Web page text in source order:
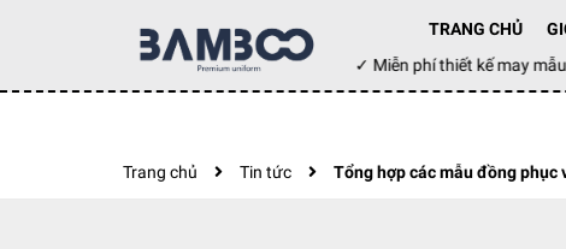
TRANG CHỦ
Đặt hàng hôm nay ✓ Miễn phí thiết kế may
Trang chủ Tin tức Tổng hợp các mẫu đồng phục